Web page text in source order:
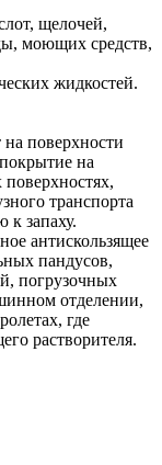
щелочей,
моющих средств,
жидкостей.
поверхности
на
транспорта
запаху.
антискользящее
пандусов,
погрузочных
отделении,
где
растворителя.